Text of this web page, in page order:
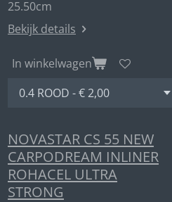
25.50cm
Bekijk details
In winkelwagen
NOVASTAR CS 55 NEW
CARPODREAM INLINER
ROHACEL ULTRA
STRONG